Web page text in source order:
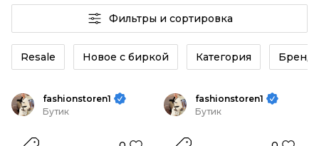
BOSS женские от селлеров OSKELLY с быстрой
доставкой по России. Ваш стиль не ждет, и мы тоже!
Винтажные изделия или Костюмы HUGO BOSS
женские из новых коллекций – заказывайте на сайте
или в приложении OSKELLY с целой экосистемой
Фильтры и сортировка
Resale Новое с биркой Категория Бренд
fashionstoren1
Бутик
fashionstoren1
Бутик